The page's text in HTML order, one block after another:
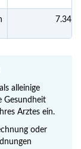
alleinige
Gesundheit
Arztes ein.
oder